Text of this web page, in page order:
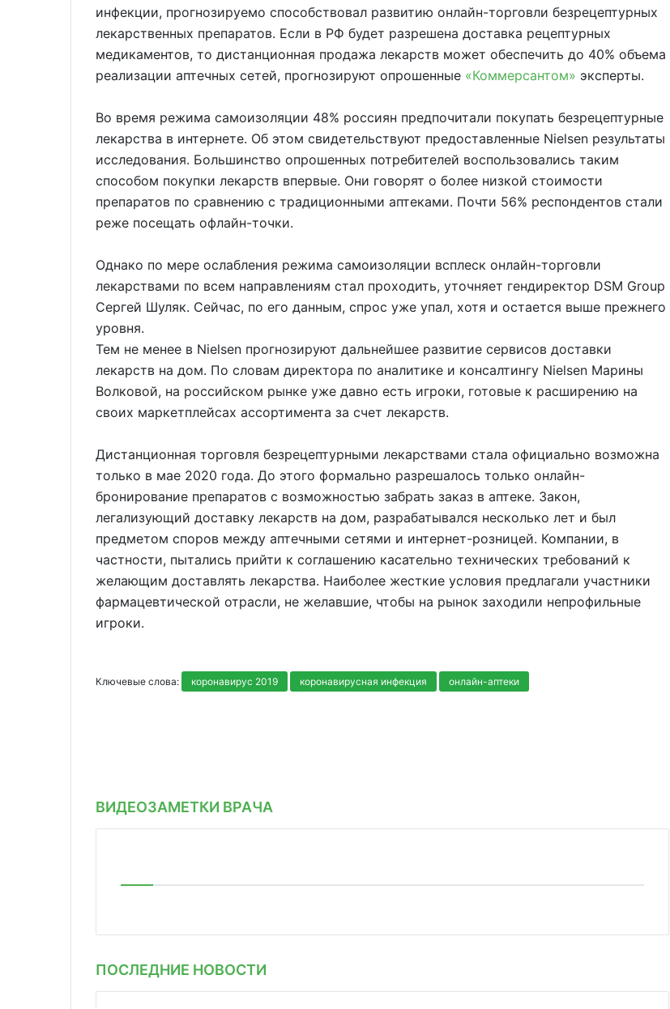
инфекции, прогнозируемо способствовал развитию онлайн-торговли безрецептурных
лекарственных препаратов. Если в РФ будет разрешена доставка рецептурных
медикаментов, то дистанционная продажа лекарств может обеспечить до 40% объема
реализации аптечных сетей, прогнозируют опрошенные «Коммерсантом» эксперты.
Во время режима самоизоляции 48% россиян предпочитали покупать безрецептурные
лекарства в интернете. Об этом свидетельствуют предоставленные Nielsen результаты
исследования. Большинство опрошенных потребителей воспользовались таким
способом покупки лекарств впервые. Они говорят о более низкой стоимости
препаратов по сравнению с традиционными аптеками. Почти 56% респондентов стали
реже посещать офлайн-точки.
Однако по мере ослабления режима самоизоляции всплеск онлайн-торговли
лекарствами по всем направлениям стал проходить, уточняет гендиректор DSM Group
Сергей Шуляк. Сейчас, по его данным, спрос уже упал, хотя и остается выше прежнего
уровня.
Тем не менее в Nielsen прогнозируют дальнейшее развитие сервисов доставки
лекарств на дом. По словам директора по аналитике и консалтингу Nielsen Марины
Волковой, на российском рынке уже давно есть игроки, готовые к расширению на
своих маркетплейсах ассортимента за счет лекарств.
Дистанционная торговля безрецептурными лекарствами стала официально возможна
только в мае 2020 года. До этого формально разрешалось только онлайн-
бронирование препаратов с возможностью забрать заказ в аптеке. Закон,
легализующий доставку лекарств на дом, разрабатывался несколько лет и был
предметом споров между аптечными сетями и интернет-розницей. Компании, в
частности, пытались прийти к соглашению касательно технических требований к
желающим доставлять лекарства. Наиболее жесткие условия предлагали участники
фармацевтической отрасли, не желавшие, чтобы на рынок заходили непрофильные
игроки.
Ключевые слова: коронавирус 2019 коронавирусная инфекция онлайн-аптеки
ВИДЕОЗАМЕТКИ ВРАЧА
ПОСЛЕДНИЕ НОВОСТИ